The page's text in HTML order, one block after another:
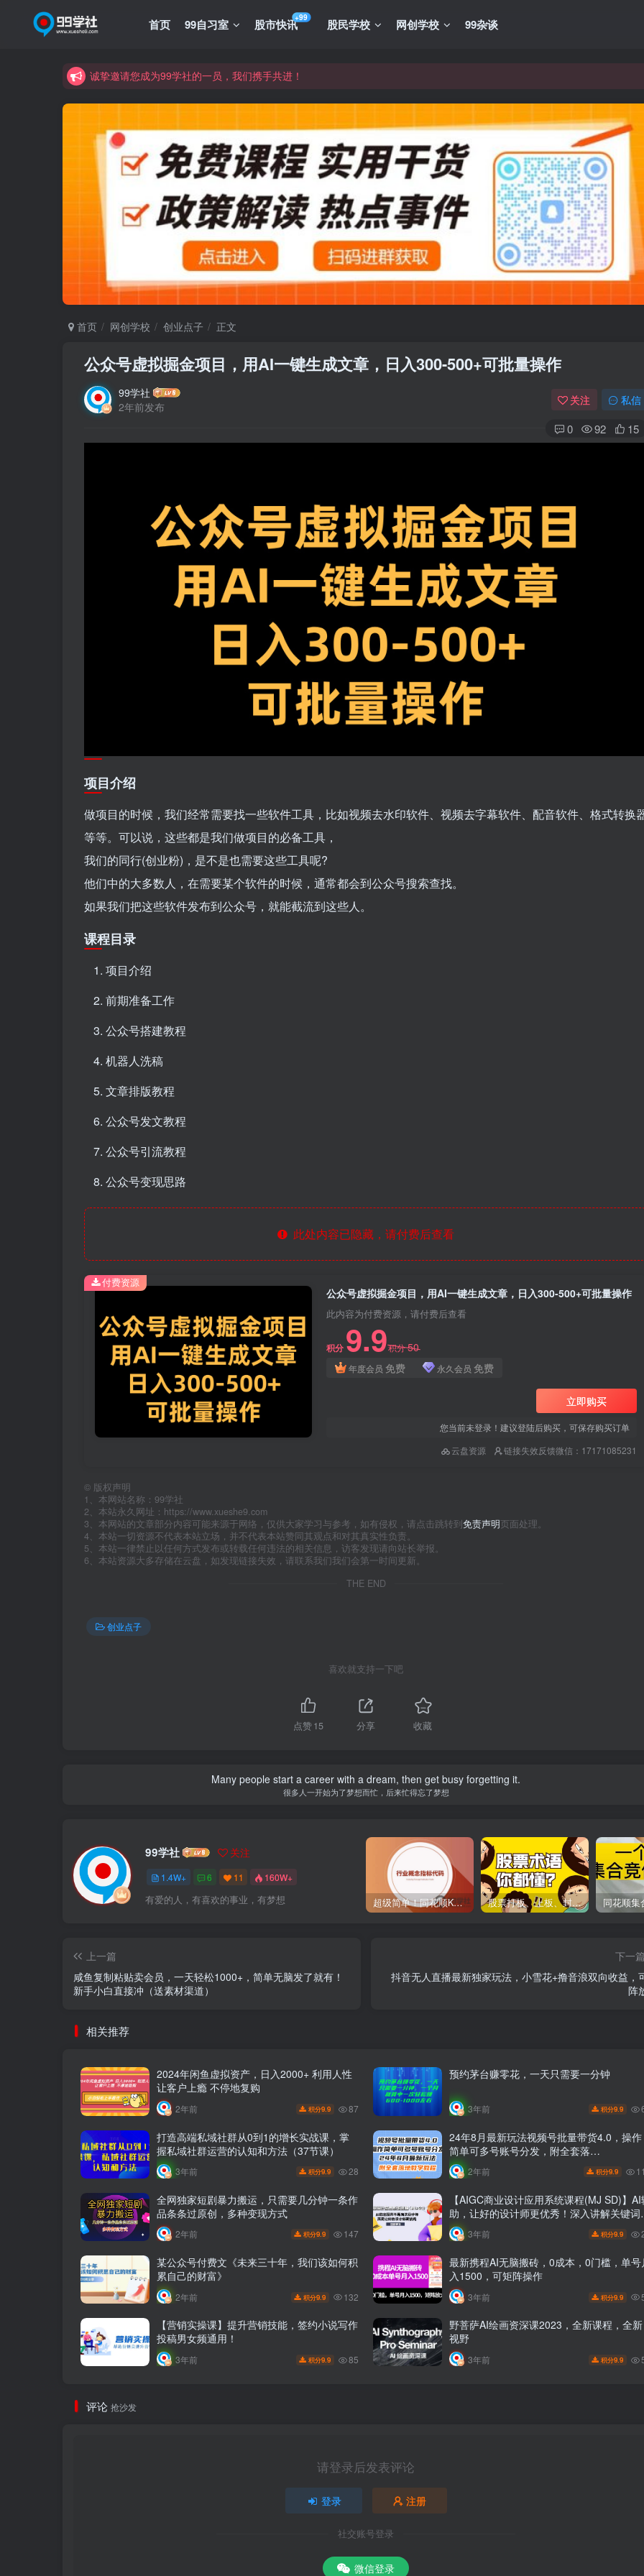
首页 99自习室 股市快讯+99 股民学校 网创学校 99杂谈
学习路上不孤独，99学社与你同行！分享全网优质VIP资源，炒股教程、创业教程、网络营销教程、自媒体短视频教程等，长
学习路上不孤独，99学社与你同行！分享全网优质VIP资源，炒股教程、创业教程、网络营销教程、自媒体短视频教程等，长
首页 网创学校 创业点子 正文
公众号虚拟掘金项目，用AI一键生成文章，日入300-500+可批量操作
99学社
2年前发布
关注 私信
0 92 15
项目介绍
做项目的时候，我们经常需要找一些软件工具，比如视频去水印软件、视频去字幕软件、配音软件、格式转换
等等。可以说，这些都是我们做项目的必备工具，
我们的同行(创业粉)，是不是也需要这些工具呢?
他们中的大多数人，在需要某个软件的时候，通常都会到公众号搜索查找。
如果我们把这些软件发布到公众号，就能截流到这些人。
课程目录
项目介绍
前期准备工作
公众号搭建教程
机器人洗稿
文章排版教程
公众号发文教程
公众号引流教程
公众号变现思路
此处内容已隐藏，请付费后查看
公众号虚拟掘金项目，用AI一键生成文章，日入300-500+可批量操作
此内容为付费资源，请付费后查看
积分 9.9积分50
年度会员 免费 永久会员 免费
立即购买
您当前未登录！建议登陆后购买，可保存购买订单
云盘资源
链接失效反馈微信：17171085231
付费资源
© 版权声明
1、本网站名称：99学社
2、本站永久网址：https://www.xueshe9.com
3、本网站的文章部分内容可能来源于网络，仅供大家学习与参考，如有侵权，请点击跳转到免责声明页面处理。
4、本站一切资源不代表本站立场，并不代表本站赞同其观点和对其真实性负责。
5、本站一律禁止以任何方式发布或转载任何违法的相关信息，访客发现请向站长举报。
6、本站资源大多存储在云盘，如发现链接失效，请联系我们我们会第一时间更新。
THE END
创业点子
喜欢就支持一下吧
点赞15 分享 收藏
Many people start a career with a dream, then get busy forgetting it.
很多人一开始为了梦想而忙，后来忙得忘了梦想
99学社 关注
1.4W+ 6 11 160W+
有爱的人，有喜欢的事业，有梦想 超级简单！同花顺K线界面显示行业概念指标代码图解 股票打板、上板、封板、翘板、炸板是什么意思？炒股你必须懂的暗语！
上一篇
咸鱼复制粘贴卖会员，一天轻松1000+，简单无脑发了就有！
新手小白直接冲（送素材渠道）
下一篇
抖音无人直播最新独家玩法，小雪花+撸音浪双向收益，
阵
相关推荐
2024年闲鱼虚拟资产，日入2000+ 利用人性
让客户上瘾 不停地复购
2年前 积分9.9 87
预约茅台赚零花，一天只需要一分钟
3年前 积分9.9
打造高端私域社群从0到1的增长实战课，掌
握私域社群运营的认知和方法（37节课）
3年前 积分9.9 28
24年8月最新玩法视频号批量带货4.0，操作
简单可多号账号分发，附全套落…
2年前 积分9.9
全网独家短剧暴力搬运，只需要几分钟一条作
品条条过原创，多种变现方式
2年前 积分9.9 147
【AIGC商业设计应用系统课程(MJ SD)】AI
助，让好的设计师更优秀！深入讲解关键词
化、创意角色、包装设计等技巧！
3年前 积分9.9
某公众号付费文《未来三十年，我们该如何积
累自己的财富》
2年前 积分9.9 132
最新携程AI无脑搬砖，0成本，0门槛，单号
入1500，可矩阵操作
3年前 积分9.9
【营销实操课】提升营销技能，签约小说写作
投稿男女频通用！
3年前 积分9.9 85
野菩萨AI绘画资深课2023，全新课程，全新
视野
3年前 积分9.9
评论 抢沙发
请登录后发表评论
登录 注册
社交账号登录
微信登录